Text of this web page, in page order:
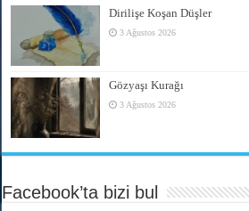
Dirilişe Koşan Düşler
3 Ağustos 2026
Gözyaşı Kurağı
3 Ağustos 2026
Facebook’ta bizi bul